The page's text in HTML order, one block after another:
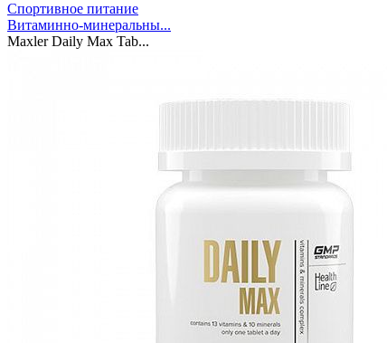
Спортивное питание
Витаминно-минеральны...
Maxler Daily Max Tab...